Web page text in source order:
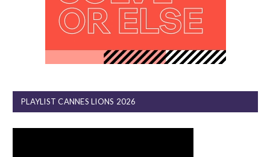
PLAYLIST CANNES LIONS 2026